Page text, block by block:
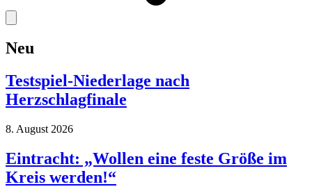
Neu
Testspiel-Niederlage nach
Herzschlagfinale
8. August 2026
Eintracht: „Wollen eine feste Größe im
Kreis werden!“